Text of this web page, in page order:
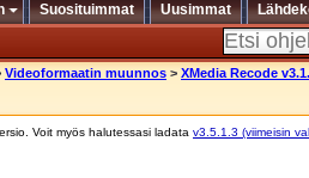
Suosituimmat Uusimmat
Videoformaatin muunnos > XMedia Recode
Voit myös halutessasi ladata v3.5.1.3 (viimeisin